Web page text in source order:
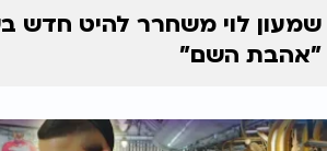
שמעון לוי משחרר להיט חדש
"אהבת השם"